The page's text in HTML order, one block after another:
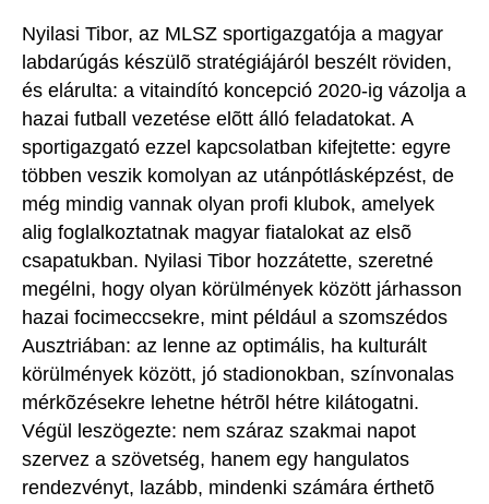
Nyilasi Tibor, az MLSZ sportigazgatója a magyar
labdarúgás készülõ stratégiájáról beszélt röviden,
és elárulta: a vitaindító koncepció 2020-ig vázolja a
hazai futball vezetése elõtt álló feladatokat. A
sportigazgató ezzel kapcsolatban kifejtette: egyre
többen veszik komolyan az utánpótlásképzést, de
még mindig vannak olyan profi klubok, amelyek
alig foglalkoztatnak magyar fiatalokat az elsõ
csapatukban. Nyilasi Tibor hozzátette, szeretné
megélni, hogy olyan körülmények között járhasson
hazai focimeccsekre, mint például a szomszédos
Ausztriában: az lenne az optimális, ha kulturált
körülmények között, jó stadionokban, színvonalas
mérkõzésekre lehetne hétrõl hétre kilátogatni.
Végül leszögezte: nem száraz szakmai napot
szervez a szövetség, hanem egy hangulatos
rendezvényt, lazább, mindenki számára érthetõ